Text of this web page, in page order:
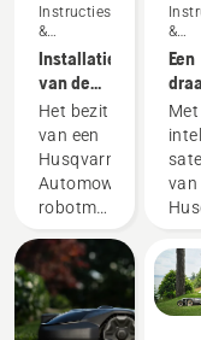
Instructies
&
handleidingen
Installatie
van de
robotmaaier
Het bezit
van een
Husqvarna
Automower®-
robotmaaier
om
gemak
en
gebruiksgemak,
&
Een
in
tuin
van